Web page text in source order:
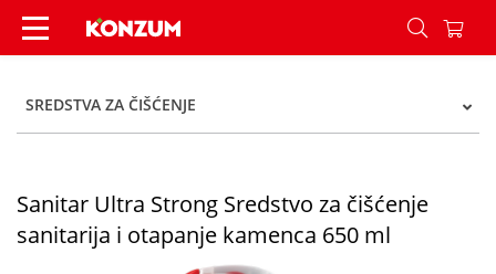
Sanitar Ultra Strong Sredstvo za čišćenje
SREDSTVA ZA ČIŠĆENJE
Sanitar Ultra Strong Sredstvo za čišćenje
sanitarija i otapanje kamenca 650 ml